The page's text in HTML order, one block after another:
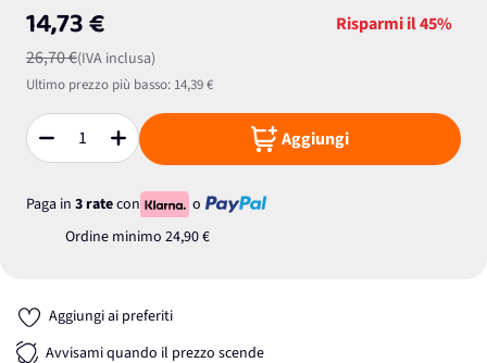
14,73 €
26,70 €(IVA inclusa)
Risparmi il45%
Ultimo prezzo più basso: 14,39 €
Quantità Aggiungi
Paga in 3 ratecon
o
Ordine minimo 24,90 €
Aggiungi ai preferiti
Avvisami quando il prezzo scende